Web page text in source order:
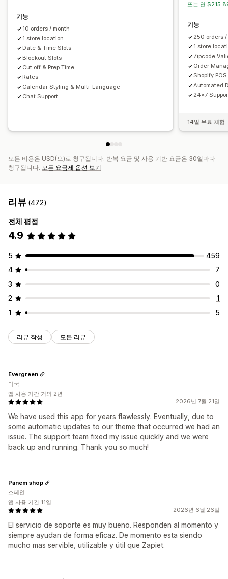
배송 확인
경로 최적화
기능
10 orders / month
1 store location
Date & Time Slots
Blockout Slots
Cut off & Prep Time
Rates
Calendar Styling & Multi-Language
Chat Support
또는 연
기능
250 orders
1 store
Zipcode
Order
Shopify
Automated
24x7
14일 무료 체험
모든 비용은 USD(으)로 청구됩니다. 반복 요금 및 사용 기반 요금은 30일마다
청구됩니다. 모든 요금제 옵션 보기
리뷰 (472)
전체 평점
4.9
5
459
4
7
3
0
2
1
1
5
리뷰 작성 모든 리뷰
2026년 7월 21일
We have used this app for years flawlessly. Eventually, due to
some automatic updates to our theme that occurred we had an
issue. The support team fixed my issue quickly and we were
back up and running. Thank you so much!
Evergreen
미국
앱 사용 기간 거의 2년
2026년 6월 26일
El servicio de soporte es muy bueno. Responden al momento y
siempre ayudan de forma eficaz. De momento esta siendo
mucho mas servible, utilizable y útil que Zapiet.
Panem shop
스페인
앱 사용 기간 11일